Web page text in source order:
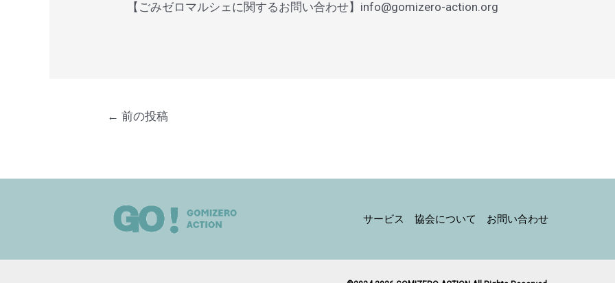
【ごみゼロマルシェに関するお問い合わせ】info@gomizero-action.org
← 前の投稿
サービス 協会について お問い合わせ